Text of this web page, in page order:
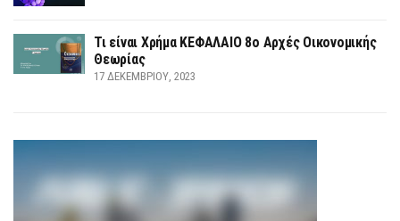
Τι είναι Χρήμα ΚΕΦΑΛΑΙΟ 8ο Αρχές Οικονομικής
Θεωρίας
17 ΔΕΚΕΜΒΡΊΟΥ, 2023